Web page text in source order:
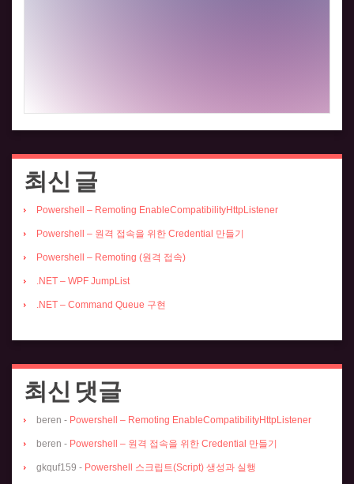
최신 글
Powershell – Remoting EnableCompatibilityHttpListener
Powershell – 원격 접속을 위한 Credential 만들기
Powershell – Remoting (원격 접속)
.NET – WPF JumpList
.NET – Command Queue 구현
최신 댓글
beren - Powershell – Remoting EnableCompatibilityHttpListener
beren - Powershell – 원격 접속을 위한 Credential 만들기
gkquf159 - Powershell 스크립트(Script) 생성과 실행